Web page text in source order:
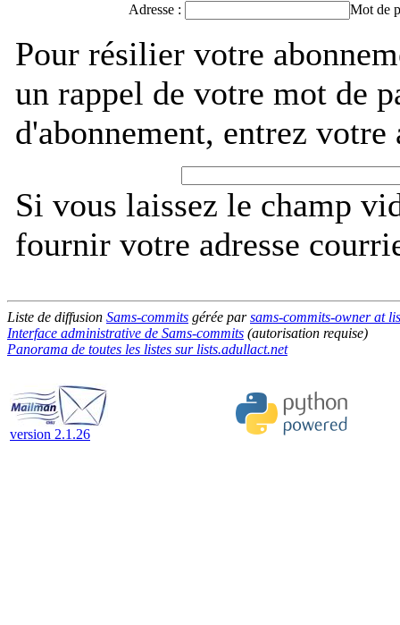
Adresse : Mot de
Pour résilier votre
un rappel de votre mot de
d'abonnement, entrez
Si vous laissez le champ
fournir votre adresse
Liste de diffusion Sams-commits gérée parsams-commits-owner at
Interface administrative de Sams-commits (autorisation requise)
Panorama de toutes les listes sur lists.adullact.net
version 2.1.26